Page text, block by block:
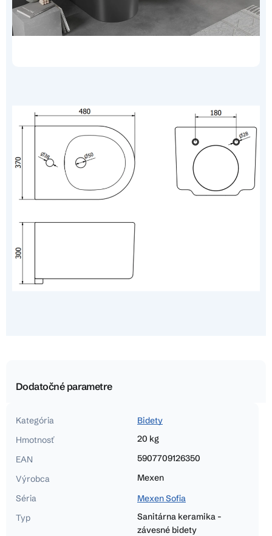
Dodatočné parametre
Kategória
Bidety
Hmotnosť
20 kg
EAN
5907709126350
Výrobca
Mexen
Séria
Mexen Sofia
Typ
Sanitárna keramika -
závesné bidety